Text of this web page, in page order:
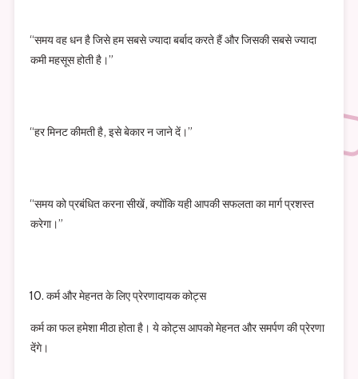
“समय वह धन है जिसे हम सबसे ज्यादा बर्बाद करते हैं और जिसकी सबसे ज्यादा
कमी महसूस होती है।”
“हर मिनट कीमती है, इसे बेकार न जाने दें।”
“समय को प्रबंधित करना सीखें, क्योंकि यही आपकी सफलता का मार्ग प्रशस्त
करेगा।”
कर्म और मेहनत के लिए प्रेरणादायक कोट्स
कर्म का फल हमेशा मीठा होता है। ये कोट्स आपको मेहनत और समर्पण की प्रेरणा
देंगे।